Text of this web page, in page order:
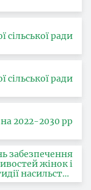
сільської ради
сільської ради
2022-2030 рр
забезпечення
жінок і
насильству
заходів,